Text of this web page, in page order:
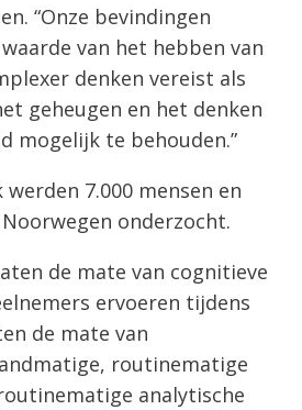
“Onze bevindingen
van het hebben van
denken vereist als
geheugen en het denken
mogelijk te behouden.”
7.000 mensen en
onderzocht.
de mate van cognitieve
ervoeren tijdens
de mate van
routinematige
analytische